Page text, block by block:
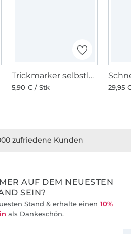
Trickmarker selbstlöschend, violett
5,90 € / Stk 29,95
AUF DEM NEUESTEN
SEIN?
Stand & erhalte einen 10%
als Dankeschön.